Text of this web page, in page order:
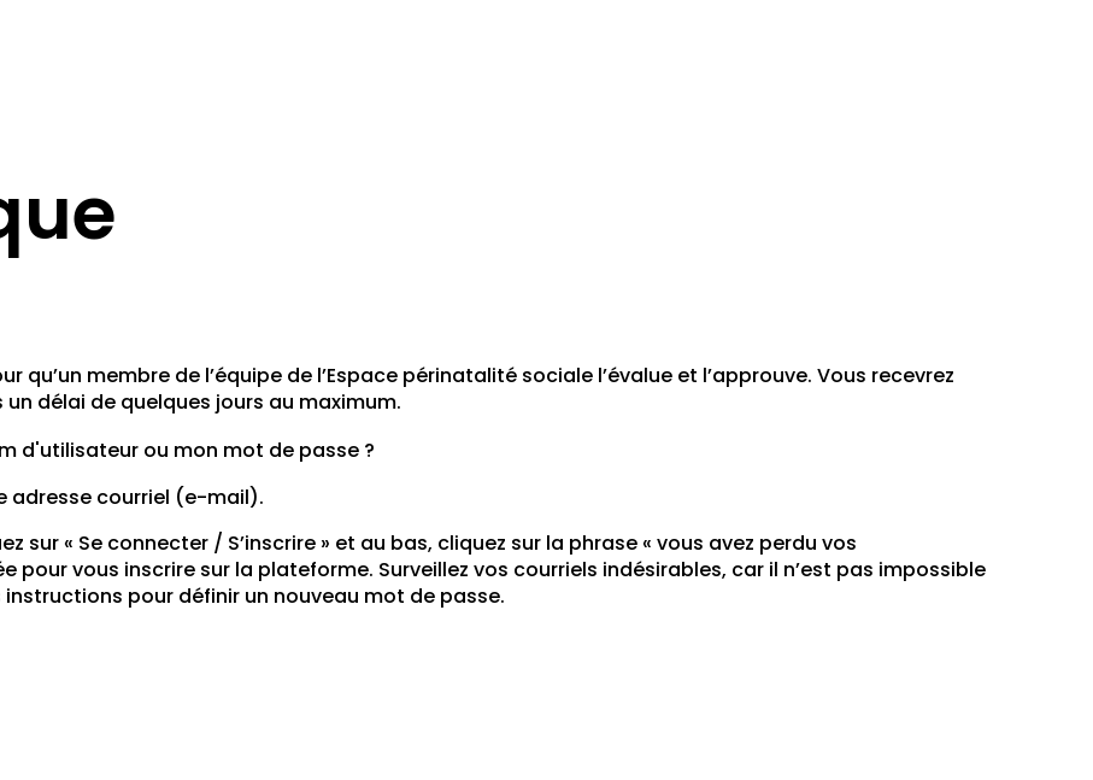
membre de l’équipe de l’Espace périnatalité sociale l’évalue et l’approuve. Vous recevrez
délai de quelques jours au maximum.
d'utilisateur ou mon mot de passe ?
adresse courriel (e-mail).
sur « Se connecter / S’inscrire » et au bas, cliquez sur la phrase « vous avez perdu vos
pour vous inscrire sur la plateforme. Surveillez vos courriels indésirables, car il n’est pas impossible
instructions pour définir un nouveau mot de passe.